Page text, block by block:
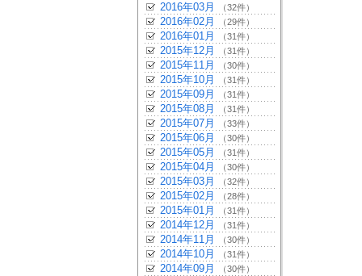
2016年03月 （32件）
2016年02月 （29件）
2016年01月 （31件）
2015年12月 （31件）
2015年11月 （30件）
2015年10月 （31件）
2015年09月 （31件）
2015年08月 （31件）
2015年07月 （33件）
2015年06月 （30件）
2015年05月 （31件）
2015年04月 （30件）
2015年03月 （32件）
2015年02月 （28件）
2015年01月 （31件）
2014年12月 （31件）
2014年11月 （30件）
2014年10月 （31件）
2014年09月 （30件）